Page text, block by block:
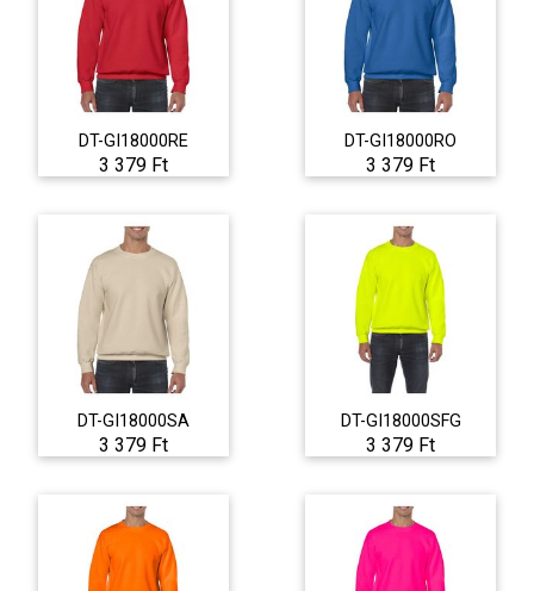
DT-GI18000RE
3 379 Ft
DT-GI18000RO
3 379 Ft
DT-GI18000SA
3 379 Ft
DT-GI18000SFG
3 379 Ft